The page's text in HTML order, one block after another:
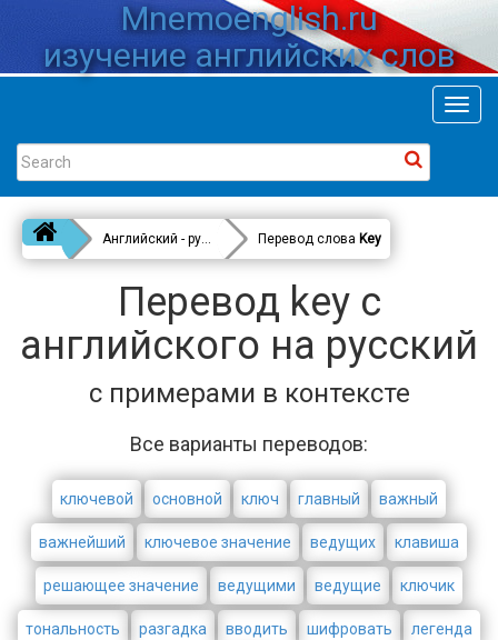
Mnemoenglish.ru
изучение английских слов
Английский - русский Перевод слова Key
Перевод key с
английского на русский
с примерами в контексте
Все варианты переводов:
ключевой основной ключ главный важный
важнейший ключевое значение ведущих клавиша
решающее значение ведущими ведущие ключик
тональность разгадка вводить шифровать легенда